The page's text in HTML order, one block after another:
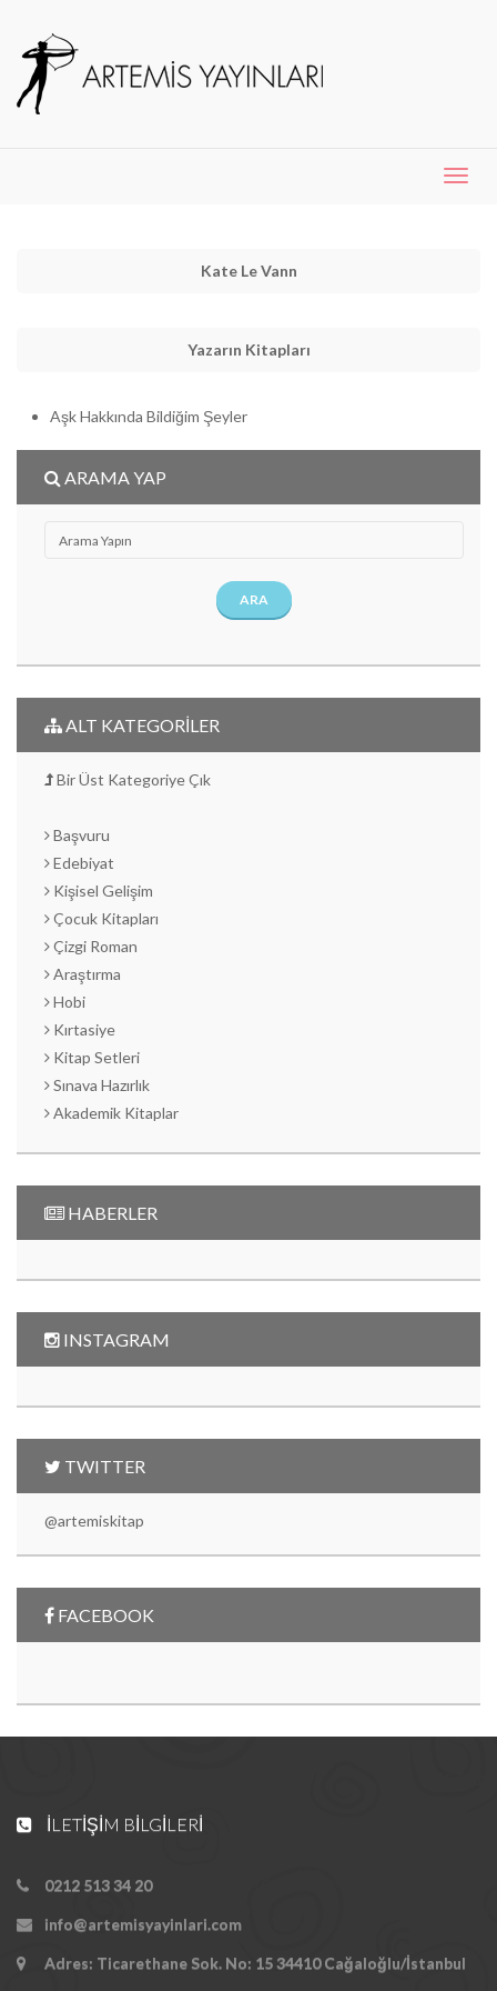
Kate Le Vann
Yazarın Kitapları
Aşk Hakkında Bildiğim Şeyler
ARAMA YAP
ARA
ALT KATEGORİLER
Bir Üst Kategoriye Çık
Başvuru
Edebiyat
Kişisel Gelişim
Çocuk Kitapları
Çizgi Roman
Araştırma
Hobi
Kırtasiye
Kitap Setleri
Sınava Hazırlık
Akademik Kitaplar
HABERLER
INSTAGRAM
TWITTER
@artemiskitap
FACEBOOK
İLETIŞIM BILGILERI
0212 513 34 20
info@artemisyayinlari.com
Adres: Ticarethane Sok. No: 15 34410 Cağaloğlu/İstanbul